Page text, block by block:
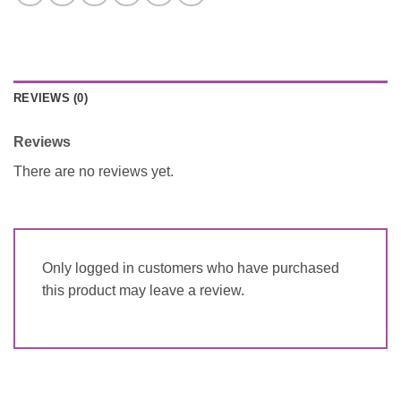
REVIEWS (0)
Reviews
There are no reviews yet.
Only logged in customers who have purchased
this product may leave a review.